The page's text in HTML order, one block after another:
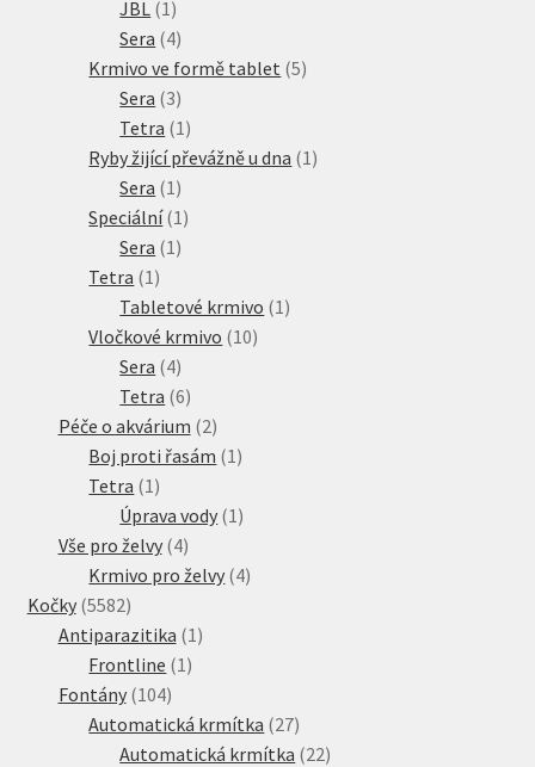
JBL 1 1
produkt
Sera 44
produkty
Krmivo ve formě tablet 55
Sera 33
produkty
Tetra 1 1
produkt
Ryby žijící převážně u dna 1 1
Sera 1 1
produkt
Speciální 1 1
Sera 1 1
Tetra 1 1
produkt
Tabletové krmivo 1 1
Vločkové krmivo 1010
Sera 44
produkty
Tetra 66
produktů
Péče o akvárium 22
produkty
Boj proti řasám 1 1
Tetra 1 1
produkt
Úprava vody 1 1
Vše pro želvy 44
produkty
Krmivo pro želvy 44
Kočky 55825582
produktů
Antiparazitika 1 1
Frontline 1 1
Fontány 104104
produktů
Automatická krmítka 2727
produktů
Automatická krmítka 2222